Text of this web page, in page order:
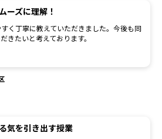
ーズに理解！
く丁寧に教えていただきました。今後も同
きたいと考えております。
気を引き出す授業